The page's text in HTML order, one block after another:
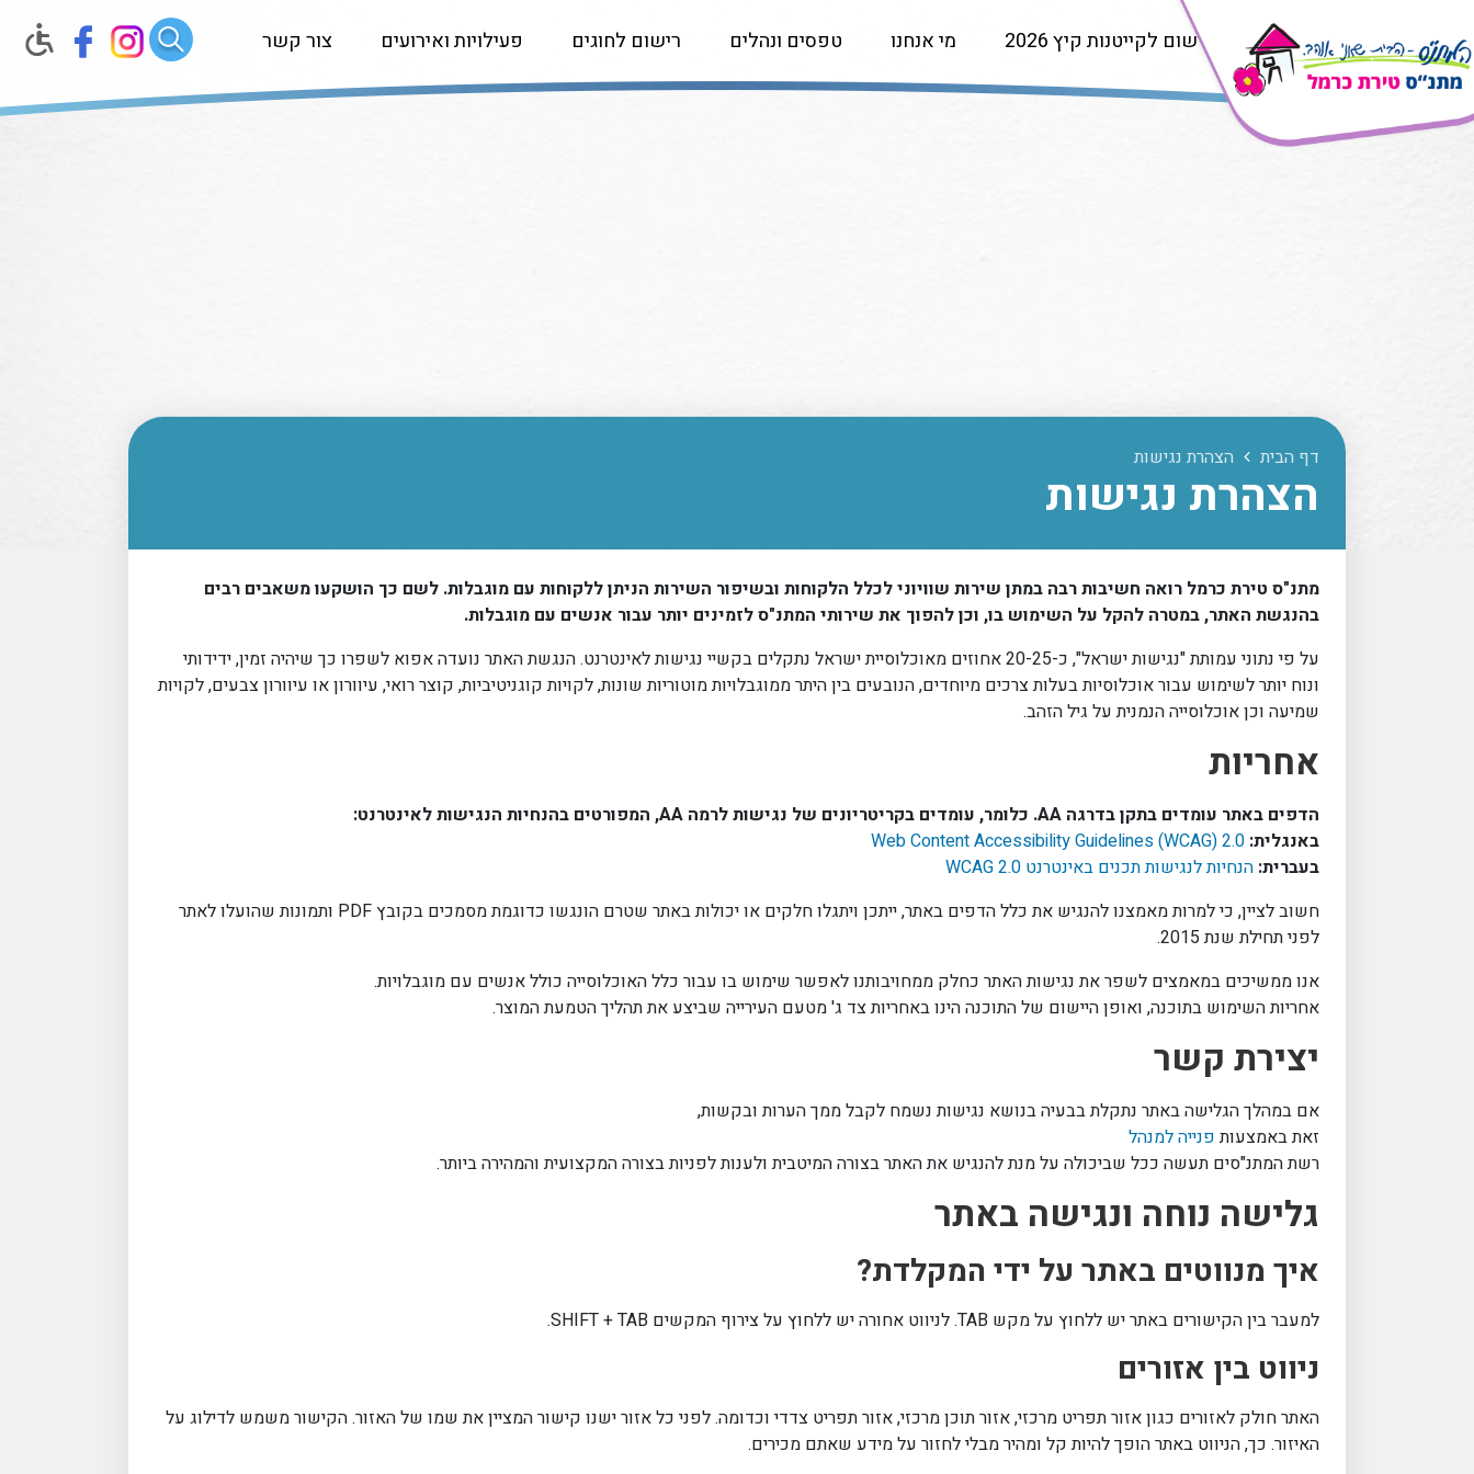
רישום לקייטנות קיץ 2026 מי אנחנו טפסים ונהלים רישום לחוגים פעילויות ואירועים צור קשר
דף הבית הצהרת נגישות
הצהרת נגישות
מתנ"ס טירת כרמל רואה חשיבות רבה במתן שירות שוויוני לכלל הלקוחות ובשיפור השירות הניתן ללקוחות עם מוגבלות. לשם כך הושקעו משאבים רבים
בהנגשת האתר, במטרה להקל על השימוש בו, וכן להפוך את שירותי המתנ"ס לזמינים יותר עבור אנשים עם מוגבלות.
על פי נתוני עמותת "נגישות ישראל", כ-20-25 אחוזים מאוכלוסיית ישראל נתקלים בקשיי נגישות לאינטרנט. הנגשת האתר נועדה אפוא לשפרו כך שיהיה זמין, ידידותי
ונוח יותר לשימוש עבור אוכלוסיות בעלות צרכים מיוחדים, הנובעים בין היתר ממוגבלויות מוטוריות שונות, לקויות קוגניטיביות, קוצר רואי, עיוורון או עיוורון צבעים, לקויות
שמיעה וכן אוכלוסייה הנמנית על גיל הזהב.
אחריות
הדפים באתר עומדים בתקן בדרגה AA. כלומר, עומדים בקריטריונים של נגישות לרמה AA, המפורטים בהנחיות הנגישות לאינטרנט:
באנגלית: Web Content Accessibility Guidelines (WCAG) 2.0
בעברית: הנחיות לנגישות תכנים באינטרנט WCAG 2.0
חשוב לציין, כי למרות מאמצנו להנגיש את כלל הדפים באתר, ייתכן ויתגלו חלקים או יכולות באתר שטרם הונגשו כדוגמת מסמכים בקובץ PDF ותמונות שהועלו לאתר
לפני תחילת שנת 2015.
אנו ממשיכים במאמצים לשפר את נגישות האתר כחלק ממחויבותנו לאפשר שימוש בו עבור כלל האוכלוסייה כולל אנשים עם מוגבלויות.
אחריות השימוש בתוכנה, ואופן היישום של התוכנה הינו באחריות צד ג' מטעם העירייה שביצע את תהליך הטמעת המוצר.
יצירת קשר
אם במהלך הגלישה באתר נתקלת בבעיה בנושא נגישות נשמח לקבל ממך הערות ובקשות,
זאת באמצעותפנייה למנהל
רשת המתנ"סים תעשה ככל שביכולה על מנת להנגיש את האתר בצורה המיטבית ולענות לפניות בצורה המקצועית והמהירה ביותר.
גלישה נוחה ונגישה באתר
איך מנווטים באתר על ידי המקלדת?
למעבר בין הקישורים באתר יש ללחוץ על מקש TAB. לניווט אחורה יש ללחוץ על צירוף המקשים SHIFT + TAB.
ניווט בין אזורים
האתר חולק לאזורים כגון אזור תפריט מרכזי, אזור תוכן מרכזי, אזור תפריט צדדי וכדומה. לפני כל אזור ישנו קישור המציין את שמו של האזור. הקישור משמש לדילוג על
האיזור. כך, הניווט באתר הופך להיות קל ומהיר מבלי לחזור על מידע שאתם מכירים.